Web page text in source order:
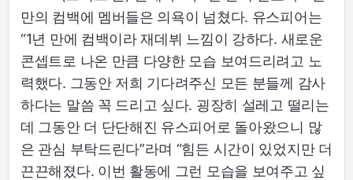
만의 컴백에 멤버들은 의욕이 넘쳤다. 유스피어는
“1년 만에 컴백이라 재데뷔 느낌이 강하다. 새로운
콘셉트로 나온 만큼 다양한 모습 보여드리려고 노
력했다. 그동안 저희 기다려주신 모든 분들께 감사
하다는 말씀 꼭 드리고 싶다. 굉장히 설레고 떨리는
데 그동안 더 단단해진 유스피어로 돌아왔으니 많
은 관심 부탁드린다”라며 “힘든 시간이 있었지만 더
끈끈해졌다. 이번 활동에 그런 모습을 보여주고 싶